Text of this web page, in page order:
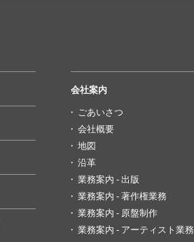
会社案内
ごあいさつ
会社概要
地図
沿革
業務案内 - 出版
業務案内 - 著作権業務
業務案内 - 原盤制作
業務案内 - アーティスト業務